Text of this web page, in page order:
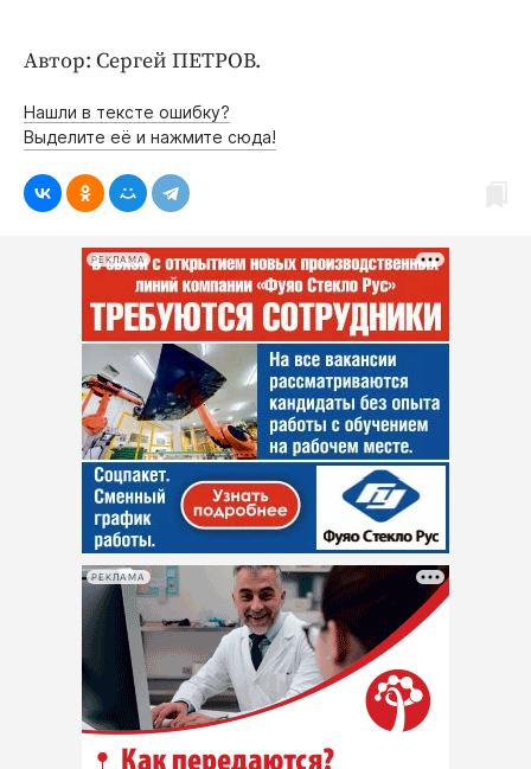
Автор: Сергей ПЕТРОВ.
Нашли в тексте ошибку?
Выделите её и нажмите сюда!
РЕКЛАМА
РЕКЛАМА